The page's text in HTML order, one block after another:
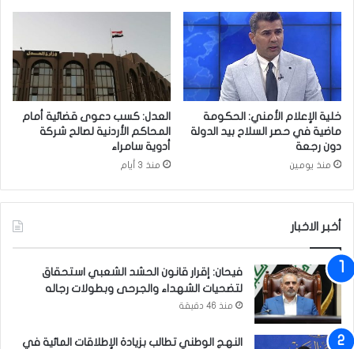
م
ب
و
ه
ل
ش
ة
ا
ه
د
ه
ر
ء
(
)
ي
ب
ى
ؤ
س
خلية الإعلام الأمني: الحكومة
ماضية في حصر السلاح بيد الدولة
دون رجعة
منذ يومين
العدل: كسب دعوى قضائية أمام
المحاكم الأردنية لصالح شركة
أدوية سامراء
منذ 3 أيام
أخبر الاخبار
فيحان: إقرار قانون الحشد الشعبي استحقاق
لتضحيات الشهداء والجرحى وبطولات رجاله
منذ 46 دقيقة
النهج الوطني تطالب بزيادة الإطلاقات المائية في